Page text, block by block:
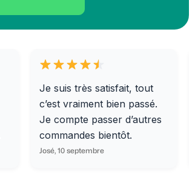
Je suis très satisfait, tout
c’est vraiment bien passé.
Je compte passer d’autres
commandes bientôt.
José, 10 septembre